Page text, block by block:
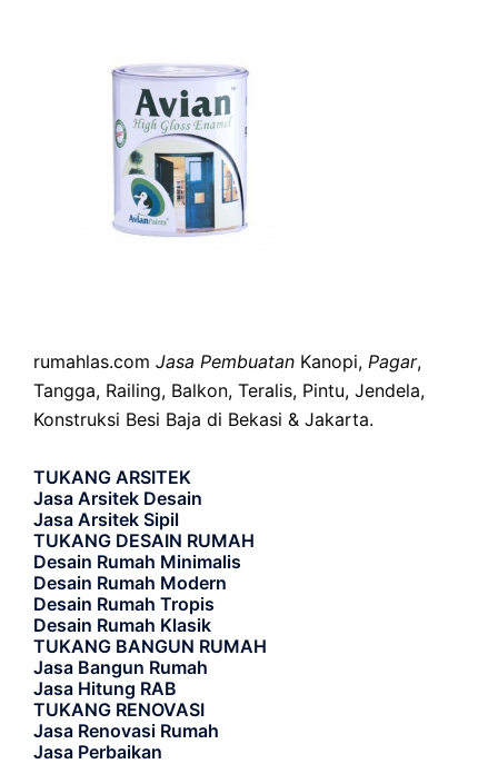
rumahlas.com Jasa Pembuatan Kanopi, Pagar,
Tangga, Railing, Balkon, Teralis, Pintu, Jendela,
Konstruksi Besi Baja di Bekasi & Jakarta.
TUKANG ARSITEK
Jasa Arsitek Desain
Jasa Arsitek Sipil
TUKANG DESAIN RUMAH
Desain Rumah Minimalis
Desain Rumah Modern
Desain Rumah Tropis
Desain Rumah Klasik
TUKANG BANGUN RUMAH
Jasa Bangun Rumah
Jasa Hitung RAB
TUKANG RENOVASI
Jasa Renovasi Rumah
Jasa Perbaikan